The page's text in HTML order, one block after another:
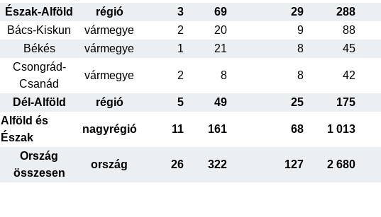
Észak-Alföld régió 3 69 29 288
Bács-Kiskun
vármegye 2 20 9 88
Békés
vármegye 1 21 8 45
Csongrád-
Csanád
vármegye 2 8 8 42
Dél-Alföld régió 5 49 25 175
Alföld és
Észak
nagyrégió 11 161 68 1 013
Ország
összesen
ország 26 322 127 2 680